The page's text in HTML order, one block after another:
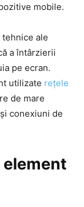
mobile.
ale
a întârzierii
pe ecran.
utilizate rețele
de mare
conexiuni de
element